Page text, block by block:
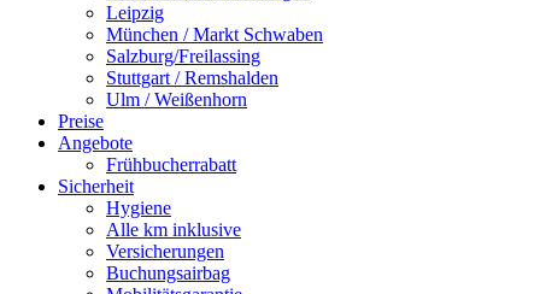
Leipzig
München / Markt Schwaben
Salzburg/Freilassing
Stuttgart / Remshalden
Ulm / Weißenhorn
Preise
Angebote
Frühbucherrabatt
Sicherheit
Hygiene
Alle km inklusive
Versicherungen
Buchungsairbag